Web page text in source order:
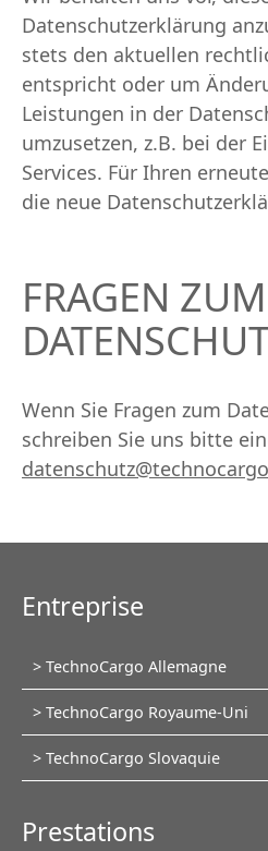
Datenschutzerklärung
stets den aktuellen
entspricht oder um
Leistungen in der
umzusetzen, z.B. bei der
Services. Für Ihren
die neue
FRAGEN ZUM
Wenn Sie Fragen zum
schreiben Sie uns bitte
Entreprise
Aller
au
contenu
TechnoCargo Allemagne
TechnoCargo Royaume-Uni
TechnoCargo Slovaquie
Prestations